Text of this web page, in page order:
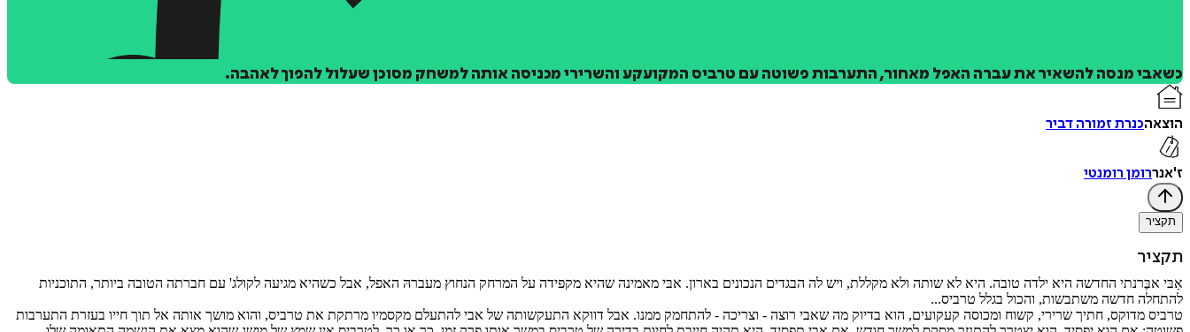
כשאבי מנסה להשאיר את עברה האפל מאחור, התערבות פשוטה עם טרביס המקועקע והשרירי מכניסה אותה למשחק מסוכן שעלול להפוך לאהבה.
הוצאהכנרת זמורה דביר
ז'אנררומן רומנטי
תקציר
תקציר
אַבּי אבֶּרנתי החדשה היא ילדה טובה. היא לא שותה ולא מקללת, ויש לה הבגדים הנכונים בארון. אבּי מאמינה שהיא מקפידה על המרחק הנחוץ מעברהּ האפל, אבל כשהיא מגיעה לקולג' עם חברתה הטובה ביותר, התוכניות
להתחלה חדשה משתבשות, והכול בגלל טרביס...
טרביס מדוקס, חתיך שרירי, קשוח ומכוסה קעקועים, הוא בדיוק מה שאבי רוצה - וצריכה - להתחמק ממנו. אבל דווקא התעקשותה של אבי להתעלם מקסמיו מרתקת את טרביס, והוא מושך אותה אל תוך חייו בעזרת התערבות